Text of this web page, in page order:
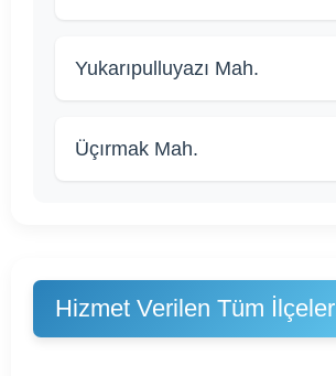
Yukarıpulluyazı Mah.
Üçırmak Mah.
Hizmet Verilen Tüm İlçeler